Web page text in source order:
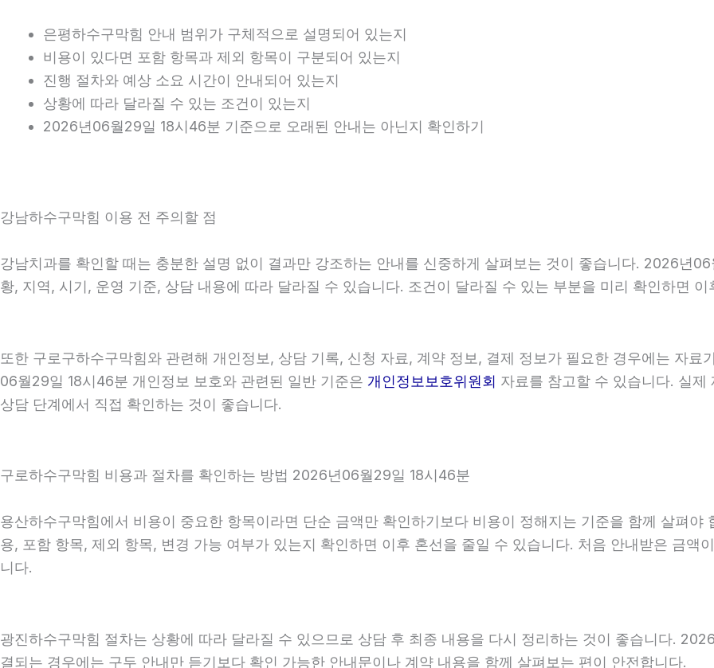
은평하수구막힘 안내 범위가 구체적으로 설명되어 있는지
비용이 있다면 포함 항목과 제외 항목이 구분되어 있는지
진행 절차와 예상 소요 시간이 안내되어 있는지
상황에 따라 달라질 수 있는 조건이 있는지
2026년06월29일 18시46분 기준으로 오래된 안내는 아닌지 확인하기
강남하수구막힘 이용 전 주의할 점
강남치과를 확인할 때는 충분한 설명 없이 결과만 강조하는 안내를 신중하게 살펴보는 것이 좋습니다. 2026년
황, 지역, 시기, 운영 기준, 상담 내용에 따라 달라질 수 있습니다. 조건이 달라질 수 있는 부분을 미리 확인하면
또한 구로구하수구막힘와 관련해 개인정보, 상담 기록, 신청 자료, 계약 정보, 결제 정보가 필요한 경우에는 자
06월29일 18시46분 개인정보 보호와 관련된 일반 기준은 개인정보보호위원회 자료를 참고할 수 있습니다. 실
상담 단계에서 직접 확인하는 것이 좋습니다.
구로하수구막힘 비용과 절차를 확인하는 방법 2026년06월29일 18시46분
용산하수구막힘에서 비용이 중요한 항목이라면 단순 금액만 확인하기보다 비용이 정해지는 기준을 함께 살펴
용, 포함 항목, 제외 항목, 변경 가능 여부가 있는지 확인하면 이후 혼선을 줄일 수 있습니다. 처음 안내받은 금액
니다.
광진하수구막힘 절차는 상황에 따라 달라질 수 있으므로 상담 후 최종 내용을 다시 정리하는 것이 좋습니다.
결되는 경우에는 구두 안내만 듣기보다 확인 가능한 안내문이나 계약 내용을 함께 살펴보는 편이 안전합니다.